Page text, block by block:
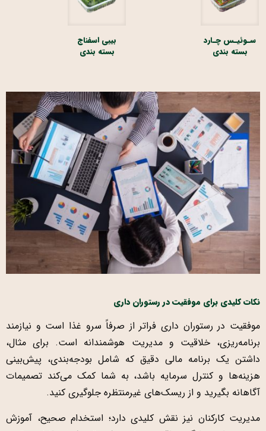
سـوئیـس چـارد
بسته بندی
بیبی اسفناج
بسته بندی
نکات کلیدی برای موفقیت در رستوران داری
موفقیت در رستوران داری فراتر از صرفاً سرو غذا است و نیازمند
برنامه‌ریزی، خلاقیت و مدیریت هوشمندانه است. برای مثال،
داشتن یک برنامه مالی دقیق که شامل بودجه‌بندی، پیش‌بینی
هزینه‌ها و کنترل سرمایه باشد، به شما کمک می‌کند تصمیمات
آگاهانه بگیرید و از ریسک‌های غیرمنتظره جلوگیری کنید.
مدیریت کارکنان نیز نقش کلیدی دارد؛ استخدام صحیح، آموزش